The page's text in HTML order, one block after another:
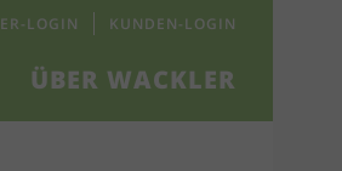
ÜBER WACKLER
LOGIN KUNDEN-LOGIN